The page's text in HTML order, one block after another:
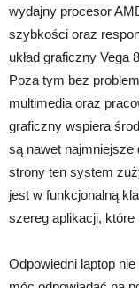
wydajny procesor
szybkości oraz
układ graficzny Vega
Poza tym bez
multimedia oraz
graficzny wspiera
są nawet najmniejsze
strony ten system
jest w funkcjonalną
szereg aplikacji, które
Odpowiedni laptop